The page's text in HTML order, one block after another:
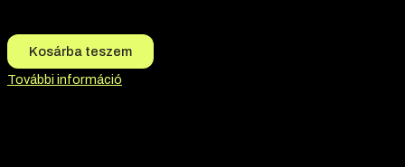
Kosárba teszem
További információ